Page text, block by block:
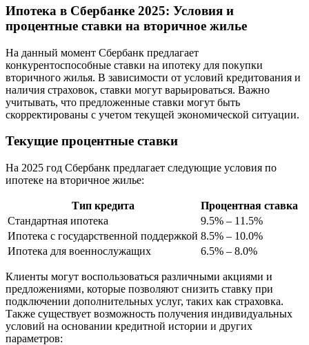
Ипотека в Сбербанке 2025: Условия и
процентные ставки на вторичное жилье
На данный момент Сбербанк предлагает
конкурентоспособные ставки на ипотеку для покупки
вторичного жилья. В зависимости от условий кредитования и
наличия страховок, ставки могут варьироваться. Важно
учитывать, что предложенные ставки могут быть
скорректированы с учетом текущей экономической ситуации.
Текущие процентные ставки
На 2025 год Сбербанк предлагает следующие условия по
ипотеке на вторичное жилье:
Тип кредита
Процентная ставка
Стандартная ипотека
9.5% – 11.5%
Ипотека с государственной поддержкой 8.5% – 10.0%
Ипотека для военнослужащих
6.5% – 8.0%
Клиенты могут воспользоваться различными акциями и
предложениями, которые позволяют снизить ставку при
подключении дополнительных услуг, таких как страховка.
Также существует возможность получения индивидуальных
условий на основании кредитной истории и других
параметров: